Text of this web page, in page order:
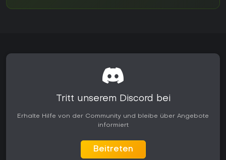
Tritt unserem Discord bei
Erhalte Hilfe von der Community und bleibe über Angebote
informiert
Beitreten